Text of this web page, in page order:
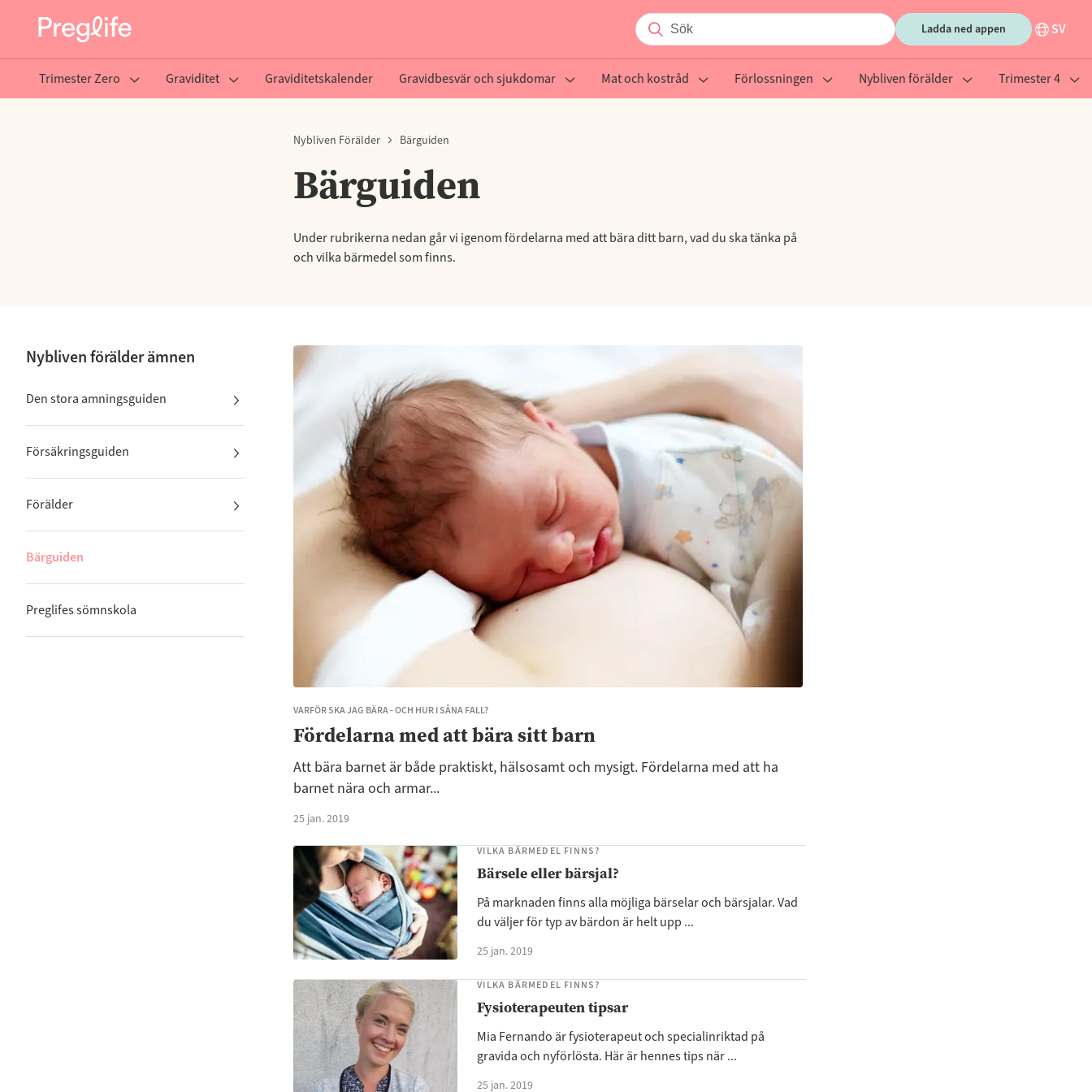
Ladda ned appen SV
Trimester Zero Graviditet Graviditetskalender Gravidbesvär och sjukdomar Mat och kostråd Förlossningen Nybliven förälder Trimester 4
Nybliven Förälder Bärguiden
Bärguiden
Under rubrikerna nedan går vi igenom fördelarna med att bära ditt barn, vad du ska tänka på
och vilka bärmedel som finns.
Nybliven förälder ämnen
Den stora amningsguiden
Försäkringsguiden
Förälder
Bärguiden
Preglifes sömnskola
VARFÖR SKA JAG BÄRA - OCH HUR I SÅNA FALL?
Fördelarna med att bära sitt barn
Att bära barnet är både praktiskt, hälsosamt och mysigt. Fördelarna med att ha
barnet nära och armar...
25 jan. 2019
VILKA BÄRMEDEL FINNS?
Bärsele eller bärsjal?
På marknaden finns alla möjliga bärselar och bärsjalar. Vad
du väljer för typ av bärdon är helt upp ...
25 jan. 2019
VILKA BÄRMEDEL FINNS?
Fysioterapeuten tipsar
Mia Fernando är fysioterapeut och specialinriktad på
gravida och nyförlösta. Här är hennes tips när ...
25 jan. 2019